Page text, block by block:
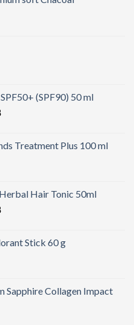
(SPF90) 50 ml
Treatment Plus 100 ml
Hair Tonic 50ml
Stick 60 g
Sapphire Collagen Impact